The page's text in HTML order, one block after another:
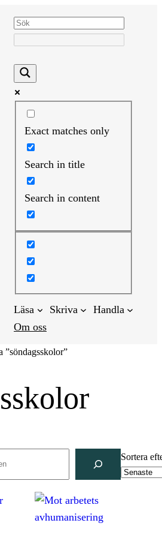
Exact matches only
Search in title
Search in content
Läsa Skriva
Handla
Om oss
”söndagsskolor”
Sortera